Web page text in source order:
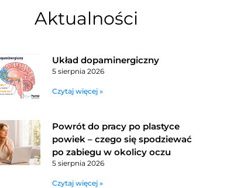
Aktualności
Układ dopaminergiczny
5 sierpnia 2026
Czytaj więcej »
Powrót do pracy po plastyce
powiek – czego się spodziewać
po zabiegu w okolicy oczu
5 sierpnia 2026
Czytaj więcej »